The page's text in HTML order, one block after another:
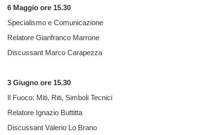
6 Maggio ore 15.30
Specialismo e Comunicazione
Relatore Gianfranco Marrone
Discussant Marco Carapezza
3 Giugno ore 15.30
Il Fuoco: Miti, Riti, Simboli Tecnici
Relatore Ignazio Buttitta
Discussant Valerio Lo Brano